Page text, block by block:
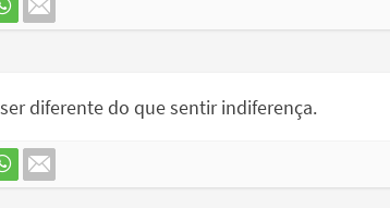
diferente do que sentir indiferença.